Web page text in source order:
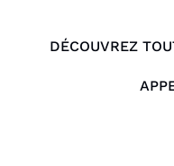
DÉCOUVREZ